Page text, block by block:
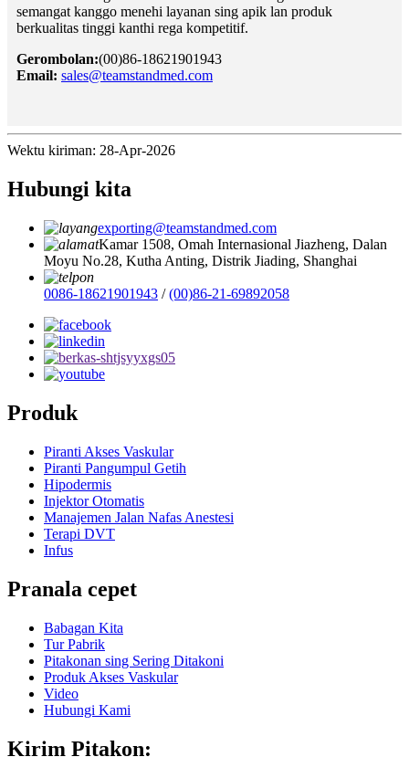
semangat kanggo menehi layanan sing apik lan produk
berkualitas tinggi kanthi rega kompetitif.
Gerombolan:(00)86-18621901943
Email: sales@teamstandmed.com
Wektu kiriman: 28-Apr-2026
Hubungi kita
exporting@teamstandmed.com
Kamar 1508, Omah Internasional Jiazheng, Dalan
Moyu No.28, Kutha Anting, Distrik Jiading, Shanghai
0086-18621901943 /(00)86-21-69892058
Produk
Piranti Akses Vaskular
Piranti Pangumpul Getih
Hipodermis
Injektor Otomatis
Manajemen Jalan Nafas Anestesi
Terapi DVT
Infus
Pranala cepet
Babagan Kita
Tur Pabrik
Pitakonan sing Sering Ditakoni
Produk Akses Vaskular
Video
Hubungi Kami
Kirim Pitakon: